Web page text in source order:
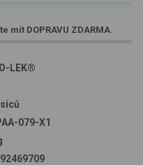
mít DOPRAVU ZDARMA.
LEK®
079-X1